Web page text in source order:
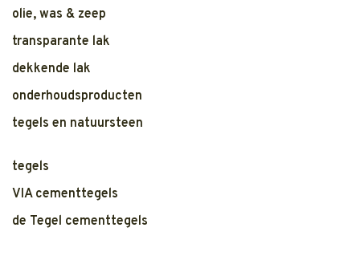
olie, was & zeep
transparante lak
dekkende lak
onderhoudsproducten
tegels en natuursteen
tegels
VIA cementtegels
de Tegel cementtegels